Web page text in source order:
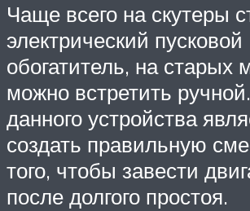
Чаще всего на скутеры
электрический пусковой
обогатитель, на старых
можно встретить
данного устройства
создать правильную
того, чтобы завести
после долгого простоя.